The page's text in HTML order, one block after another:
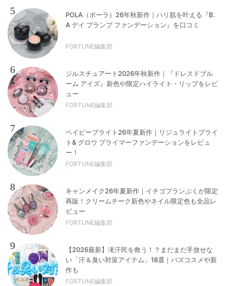
5
POLA（ポーラ）26年秋新作｜ハリ肌を叶える『B.
A デイ プランプ ファンデーション』を口コミ
FORTUNE編集部
6
ジルスチュアート2026年秋新作｜『ドレスドブル
ーム アイズ』新色や限定ハイライト・リップをレビ
ュー
FORTUNE編集部
7
ベイビーブライト26年夏新作｜リジュライトブライ
ト& グロウ プライマーファンデーションをレビュ
ー！
FORTUNE編集部
8
キャンメイク26年夏新作｜イチゴプランぷくが限定
再販！クリームチーク新色やネイル限定色も全品レ
ビュー
FORTUNE編集部
9
【2026最新】滝汗民を救う！？まだまだ手放せな
い「汗＆臭い対策アイテム」18選｜バズコスメや新
作も
FORTUNE編集部